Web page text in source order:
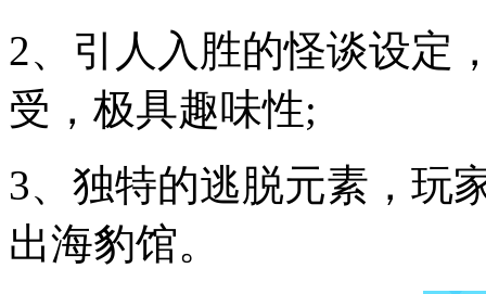
2、引人入胜的怪谈设定
受，极具趣味性;
3、独特的逃脱元素，玩
出海豹馆。